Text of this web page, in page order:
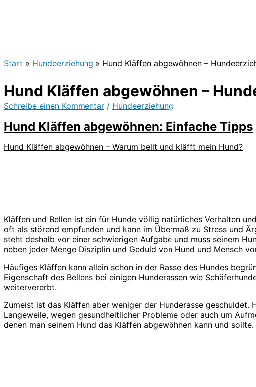
Start Hundeerziehung Hund Kläffen abgewöhnen –
Hund Kläffen abgewöhnen –
Schreibe einen Kommentar / Hundeerziehung
Hund Kläffen abgewöhnen: Einfache Tipps
Hund Kläffen abgewöhnen – Warum bellt und kläfft mein Hund?
Kläffen und Bellen ist ein für Hunde völlig natürliches Verhalten
oft als störend empfunden und kann im Übermaß zu Stress und
steht deshalb vor einer schwierigen Aufgabe und muss seinem
neben jeder Menge Disziplin und Geduld von Hund und Mensch
Häufiges Kläffen kann allein schon in der Rasse des Hundes
Eigenschaft des Bellens bei einigen Hunderassen wie
weitervererbt.
Zumeist ist das Kläffen aber weniger der Hunderasse geschuldet.
Langeweile, wegen gesundheitlicher Probleme oder auch um
denen man seinem Hund das Kläffen abgewöhnen kann und sollte.